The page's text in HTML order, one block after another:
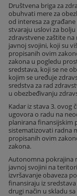
Društvena briga za
obuhvati mere za
od interesa za
stvaraju uslovi za
zdravstvene zaštite
javnoj svojini, koji su
propisanih ovim
zakona u pogledu
sredstava, koji se ne
kojim se uređuje
sredstva za rad
u obezbeđivanju
Kadar iz stava 3. ovog
ugovora o radu na
planirana finansijskim
sistematizovati radna
propisanih ovim
zakona.
Autonomna pokrajina
javnoj svojini na
izvršavanje obaveza
finansiraju iz
drugi način u skladu